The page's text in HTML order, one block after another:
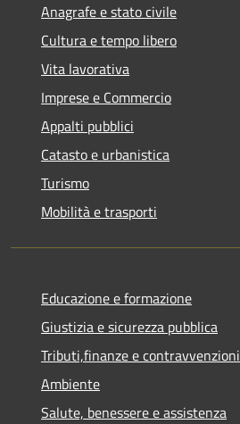
Anagrafe e stato civile
Cultura e tempo libero
Vita lavorativa
Imprese e Commercio
Appalti pubblici
Catasto e urbanistica
Turismo
Mobilità e trasporti
Educazione e formazione
Giustizia e sicurezza pubblica
Tributi,finanze e contravvenzioni
Ambiente
Salute, benessere e assistenza